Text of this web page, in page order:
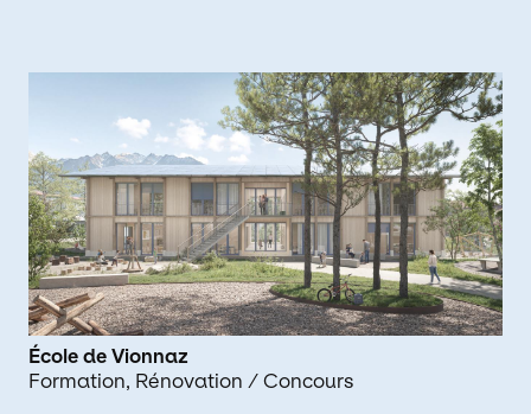
École de Vionnaz
Formation Rénovation / Concours